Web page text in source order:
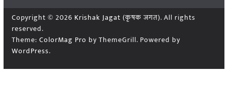
Copyright © 2026 Krishak Jagat (कृषक जगत). All rights
reserved.
Theme: ColorMag Pro by ThemeGrill. Powered by
WordPress.